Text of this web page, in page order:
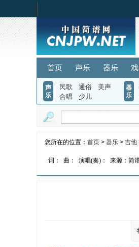
首页 声乐 器乐
声
乐
民歌 通俗
美声
合唱
少儿
器
乐
您所在的位置： 首页 > 器乐 > 吉他
词： 曲： 演唱(奏)： 来源：简